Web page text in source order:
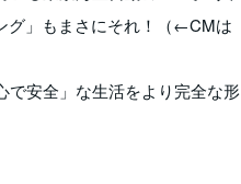
グ」もまさにそれ！（←CMは
で安全」な生活をより完全な形